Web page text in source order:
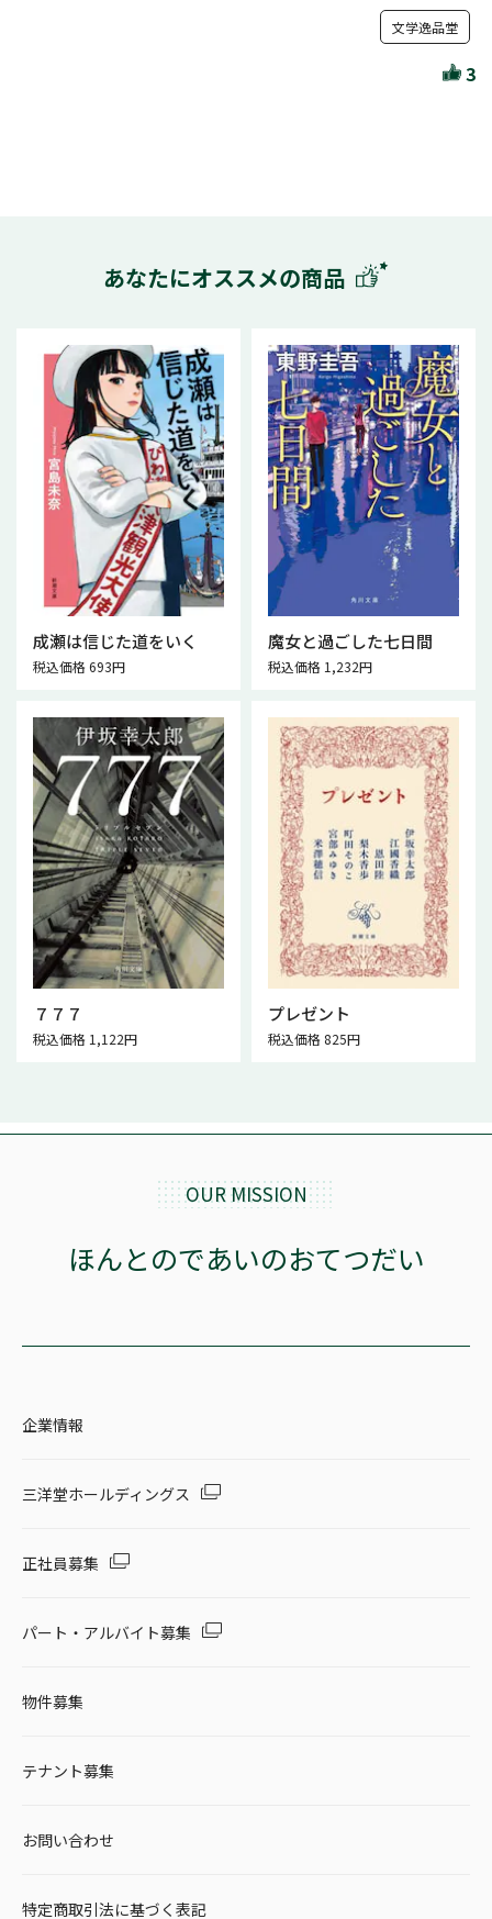
文学逸品堂
3
あなたにオススメの商品
成瀬は信じた道をいく
税込価格 693円
魔女と過ごした七日間
税込価格 1,232円
７７７
税込価格 1,122円
プレゼント
税込価格 825円
OUR MISSION
ほんとのであいのおてつだい
企業情報
三洋堂ホールディングス
正社員募集
パート・アルバイト募集
物件募集
テナント募集
お問い合わせ
特定商取引法に基づく表記